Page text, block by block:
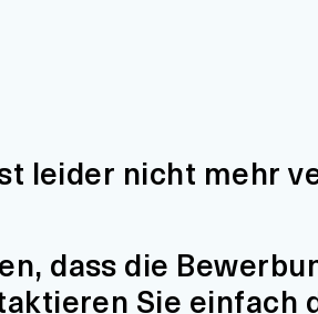
leider nicht mehr
dass die
Sie einfach